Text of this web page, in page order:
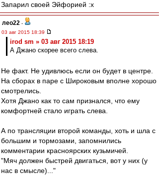
Запарил своей Эйфорией :x
лео22 -
03 авг 2015 18:39
irod sm » 03 авг 2015 18:19
А Джано скорее всего слева.
Не факт. Не удивлюсь если он будет в центре.
На сборах в паре с Широковым вполне хорошо
смотрелись.
Хотя Джано как то сам признался, что ему
комфортней стало играть слева.
А по трансляции второй команды, хоть и шла с
большим и тормозами, запомнились
комментарии красноярских кузьмичей.
"Мяч должен быстрей двигаться, вот у них (у
нас в смысле)..."